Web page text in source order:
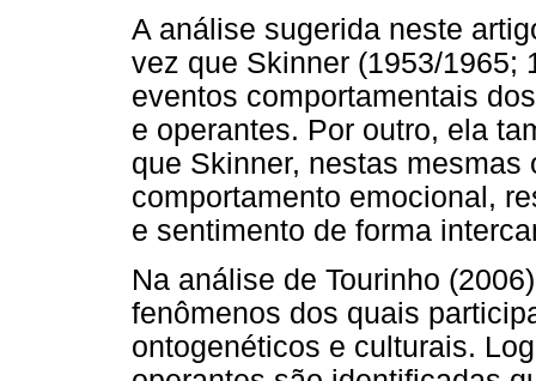
A análise sugerida neste
vez que Skinner (1953/1965;
eventos comportamentais
e operantes. Por outro, ela
que Skinner, nestas
comportamento emocional,
e sentimento de forma
Na análise de Tourinho
fenômenos dos quais
ontogenéticos e culturais.